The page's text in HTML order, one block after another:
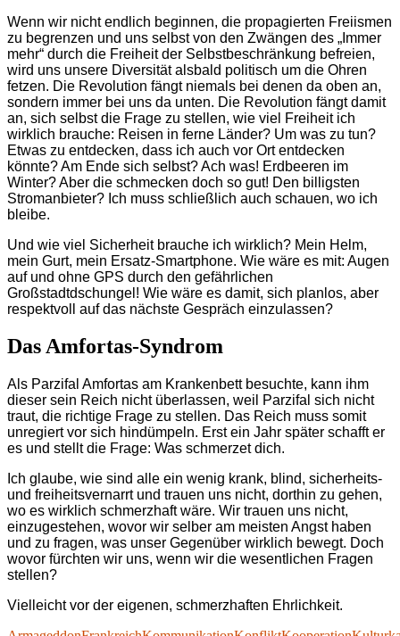
Wenn wir nicht endlich beginnen, die propagierten Freiismen
zu begrenzen und uns selbst von den Zwängen des „Immer
mehr“ durch die Freiheit der Selbstbeschränkung befreien,
wird uns unsere Diversität alsbald politisch um die Ohren
fetzen. Die Revolution fängt niemals bei denen da oben an,
sondern immer bei uns da unten. Die Revolution fängt damit
an, sich selbst die Frage zu stellen, wie viel Freiheit ich
wirklich brauche: Reisen in ferne Länder? Um was zu tun?
Etwas zu entdecken, dass ich auch vor Ort entdecken
könnte? Am Ende sich selbst? Ach was! Erdbeeren im
Winter? Aber die schmecken doch so gut! Den billigsten
Stromanbieter? Ich muss schließlich auch schauen, wo ich
bleibe.
Und wie viel Sicherheit brauche ich wirklich? Mein Helm,
mein Gurt, mein Ersatz-Smartphone. Wie wäre es mit: Augen
auf und ohne GPS durch den gefährlichen
Großstadtdschungel! Wie wäre es damit, sich planlos, aber
respektvoll auf das nächste Gespräch einzulassen?
Das Amfortas-Syndrom
Als Parzifal Amfortas am Krankenbett besuchte, kann ihm
dieser sein Reich nicht überlassen, weil Parzifal sich nicht
traut, die richtige Frage zu stellen. Das Reich muss somit
unregiert vor sich hindümpeln. Erst ein Jahr später schafft er
es und stellt die Frage: Was schmerzet dich.
Ich glaube, wie sind alle ein wenig krank, blind, sicherheits-
und freiheitsvernarrt und trauen uns nicht, dorthin zu gehen,
wo es wirklich schmerzhaft wäre. Wir trauen uns nicht,
einzugestehen, wovor wir selber am meisten Angst haben
und zu fragen, was unser Gegenüber wirklich bewegt. Doch
wovor fürchten wir uns, wenn wir die wesentlichen Fragen
stellen?
Vielleicht vor der eigenen, schmerzhaften Ehrlichkeit.